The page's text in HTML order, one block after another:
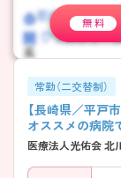
常勤（二交替制）
【長崎県／平戸
オススメの病院
医療法人光佑会 北